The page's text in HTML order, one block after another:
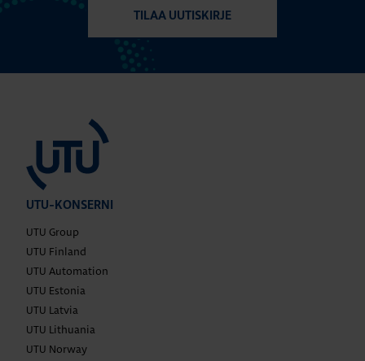
TILAA UUTISKIRJE
UTU-KONSERNI
UTU Group
UTU Finland
UTU Automation
UTU Estonia
UTU Latvia
UTU Lithuania
UTU Norway